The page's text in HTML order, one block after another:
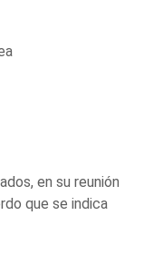
en su reunión
que se indica